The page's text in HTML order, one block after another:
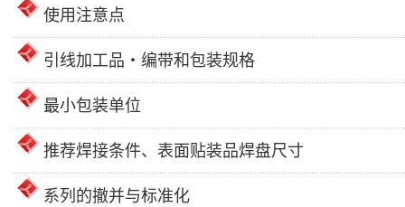
使用注意点
引线加工品・编带和包装规格
最小包装单位
推荐焊接条件、表面贴装品焊盘尺寸
系列的撤并与标准化